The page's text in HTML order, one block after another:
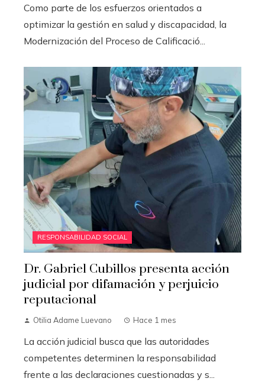
Como parte de los esfuerzos orientados a
optimizar la gestión en salud y discapacidad, la
Modernización del Proceso de Calificació...
RESPONSABILIDAD SOCIAL
Dr. Gabriel Cubillos presenta acción
judicial por difamación y perjuicio
reputacional
Otilia Adame Luevano Hace 1 mes
La acción judicial busca que las autoridades
competentes determinen la responsabilidad
frente a las declaraciones cuestionadas y s...